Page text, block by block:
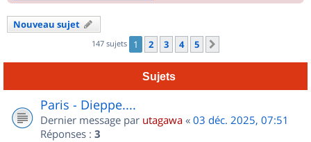
Nouveau sujet
147 sujets 1 2 3 4 5
Sujets
Paris - Dieppe....
Dernier message par utagawa « 03 déc. 2025, 07:51
Réponses : 3